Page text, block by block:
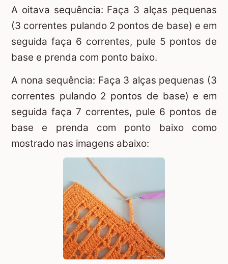
A oitava sequência: Faça 3 alças pequenas
(3 correntes pulando 2 pontos de base) e em
seguida faça 6 correntes, pule 5 pontos de
base e prenda com ponto baixo.
A nona sequência: Faça 3 alças pequenas (3
correntes pulando 2 pontos de base) e em
seguida faça 7 correntes, pule 6 pontos de
base e prenda com ponto baixo como
mostrado nas imagens abaixo: